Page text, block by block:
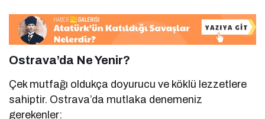
Ostrava’da Ne Yenir?
Çek mutfağı oldukça doyurucu ve köklü lezzetlere
sahiptir. Ostrava’da mutlaka denemeniz
gerekenler: